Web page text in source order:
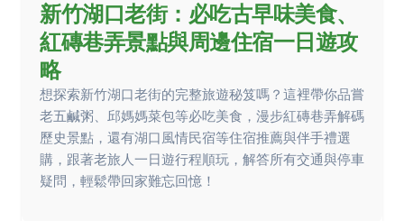
新竹湖口老街：必吃古早味美食、
紅磚巷弄景點與周邊住宿一日遊攻
略
想探索新竹湖口老街的完整旅遊秘笈嗎？這裡帶你品嘗
老五鹹粥、邱媽媽菜包等必吃美食，漫步紅磚巷弄解碼
歷史景點，還有湖口風情民宿等住宿推薦與伴手禮選
購，跟著老旅人一日遊行程順玩，解答所有交通與停車
疑問，輕鬆帶回家難忘回憶！